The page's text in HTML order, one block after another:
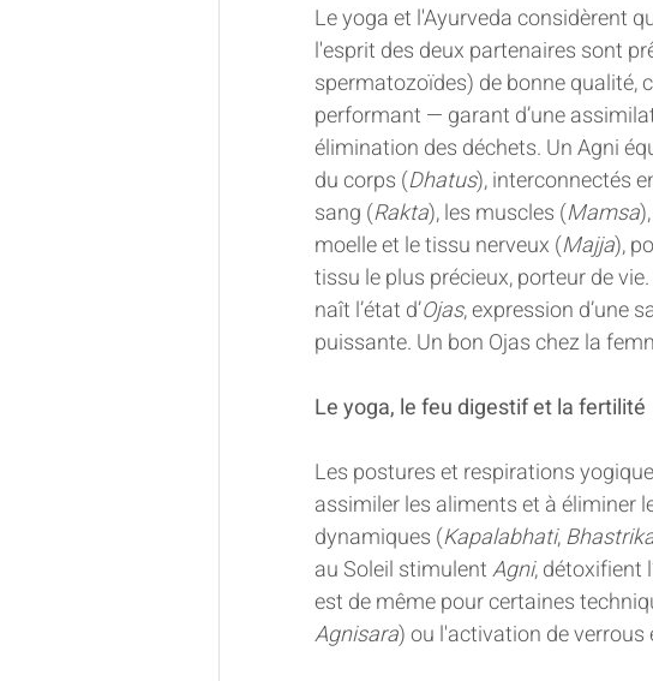
Le yoga et l'Ayurveda considèrent
l'esprit des deux partenaires sont
spermatozoïdes) de bonne qualité,
performant — garant d’une
élimination des déchets. Un Agni
du corps (Dhatus), interconnectés
sang (Rakta), les muscles (Mamsa
moelle et le tissu nerveux (Majja),
tissu le plus précieux, porteur de
naît l’état d’Ojas, expression d’une
puissante. Un bon Ojas chez la
Le yoga, le feu digestif et la fertilité
Les postures et respirations
assimiler les aliments et à éliminer
dynamiques (Kapalabhati,
au Soleil stimulent Agni, détoxifient
est de même pour certaines
Agnisara) ou l'activation de verrous